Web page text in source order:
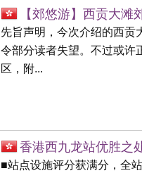
【郊悠游】西贡大滩
先旨声明，今次介绍的西贡
令部分读者失望。不过或许
区，附...
香港西九龙站优胜之
■站点设施评分获满分，全